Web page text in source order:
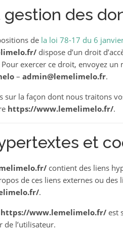
gestion des
de la loi 78-17 du 6
dispose d’un droit
exercer ce droit, envoyez un
– admin@lemelimelo.fr.
sur la façon dont nous traitons
https://www.lemelimelo.fr/.
et
contient des liens
de ces liens externes ou des
.
https://www.lemelimelo.fr/est
de l’utilisateur.